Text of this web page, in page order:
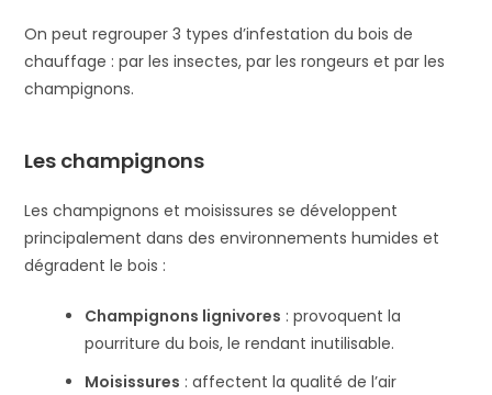
On peut regrouper 3 types d’infestation du bois de
chauffage : par les insectes, par les rongeurs et par les
champignons.
Les champignons
Les champignons et moisissures se développent
principalement dans des environnements humides et
dégradent le bois :
Champignons lignivores : provoquent la
pourriture du bois, le rendant inutilisable.
Moisissures : affectent la qualité de l’air